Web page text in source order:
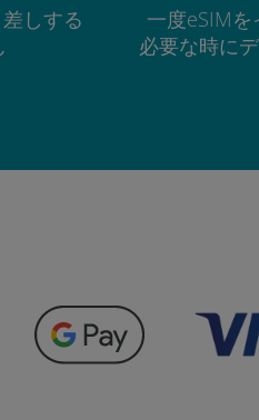
しする
一度eSIMを
必要な時に